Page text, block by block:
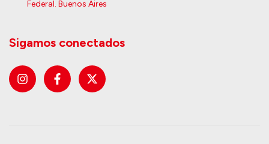
Federal. Buenos Aires
Sigamos conectados